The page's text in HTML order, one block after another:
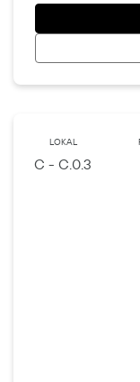
LOKAL
C - C.0.3